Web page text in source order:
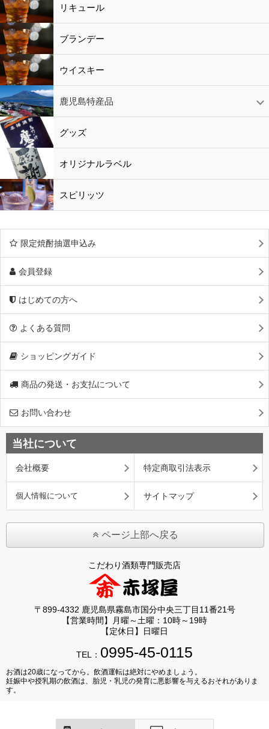
梅酒
シャンパン
リキュール リキュール
ブランデー
ウイスキー
鹿児島特産品
黒酢・酢
水
鹿児島特産品
おつまみ グッズ
オリジナルラベル
スピリッツ
限定焼酎抽選申込み
会員登録
はじめての方へ
よくある質問
ショッピングガイド
商品の発送・お支払について
お問い合わせ
当社について
会社概要 特定商取引法表示
個人情報について サイトマップ
ページ上部へ戻る
こだわり酒類専門販売店
〒899-4332 鹿児島県霧島市国分中央三丁目11番21号
【営業時間】月曜～土曜：10時～19時
【定休日】日曜日
TEL： 0995-45-0115
お酒は20歳になってから。飲酒運転は絶対にやめましょう。
妊娠中や授乳期の飲酒は、胎児・乳児の発育に悪影響を与えるおそれがありま
す。